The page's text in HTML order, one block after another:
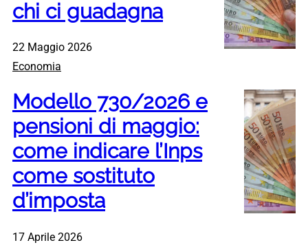
chi ci guadagna
22 Maggio 2026
Economia
Modello 730/2026 e
pensioni di maggio:
come indicare l’Inps
come sostituto
d’imposta
17 Aprile 2026